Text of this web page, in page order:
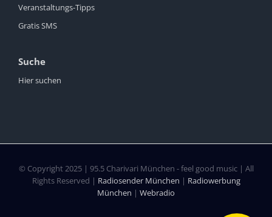
Veranstaltungs-Tipps
Gratis SMS
Suche
Hier suchen
© Copyright 2025 | 95.5 Charivari München - feel good music | All
Rights Reserved | Radiosender München | Radiowerbung
München | Webradio